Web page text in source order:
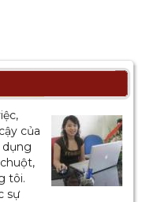
của
dụng
tôi.
sự